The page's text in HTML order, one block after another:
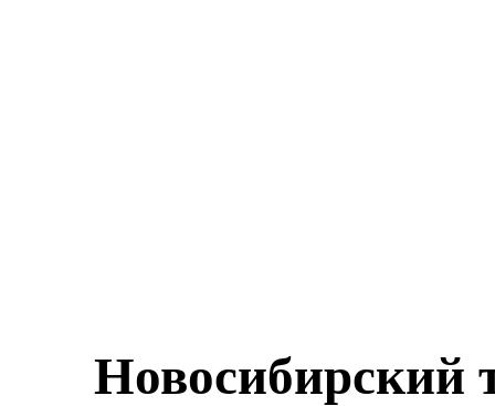
Новосибирский